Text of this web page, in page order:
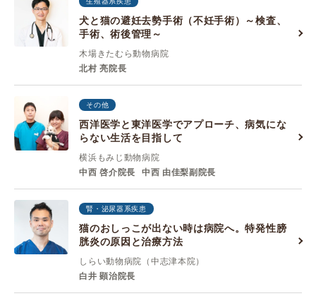
犬と猫の避妊去勢手術（不妊手術）～検査、
手術、術後管理～
木場きたむら動物病院
北村 亮院長
その他
西洋医学と東洋医学でアプローチ、病気にな
らない生活を目指して
横浜もみじ動物病院
中西 啓介院長
中西 由佳梨副院長
腎・泌尿器系疾患
猫のおしっこが出ない時は病院へ。特発性膀
胱炎の原因と治療方法
しらい動物病院（中志津本院）
白井 顕治院長